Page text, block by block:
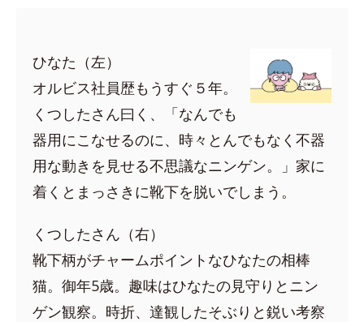
ひなた（左）
オルビス社員歴もうすぐ５年。
くつしたさん曰く、「なんでも
器用にこなせるのに、時々とんでもなく不器
用な動きを見せる不思議なニンゲン。」家に
着くとまっさきに靴下を脱いでしまう。
くつしたさん（右）
靴下柄がチャームポイントなひなたの相棒
猫。御年5歳。趣味はひなたの見守りとニン
ゲン観察。時折、達観したそぶりと鋭い考察